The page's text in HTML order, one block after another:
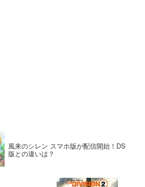
風来のシレン スマホ版が配信開始！DS
版との違いは？